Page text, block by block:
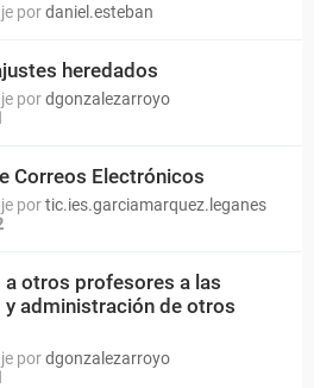
pordaniel.esteban
heredados
pordgonzalezarroyo
Correos Electrónicos
portic.ies.garciamarquez.leganes
a otros profesores a las
y administración de otros
pordgonzalezarroyo